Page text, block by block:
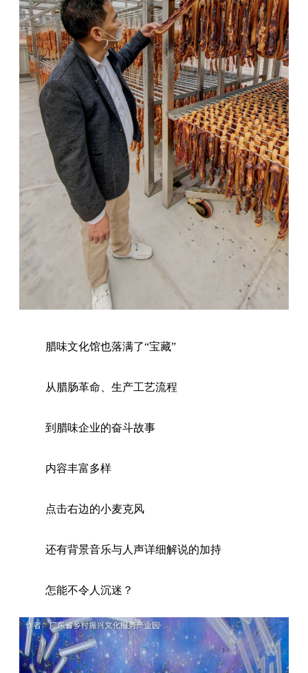
腊味文化馆也落满了“宝藏”
从腊肠革命、生产工艺流程
到腊味企业的奋斗故事
内容丰富多样
点击右边的小麦克风
还有背景音乐与人声详细解说的加持
怎能不令人沉迷？